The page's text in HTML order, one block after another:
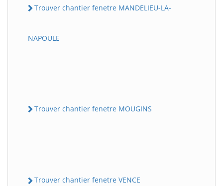
Trouver chantier fenetre MANDELIEU-LA-
NAPOULE
Trouver chantier fenetre MOUGINS
Trouver chantier fenetre VENCE